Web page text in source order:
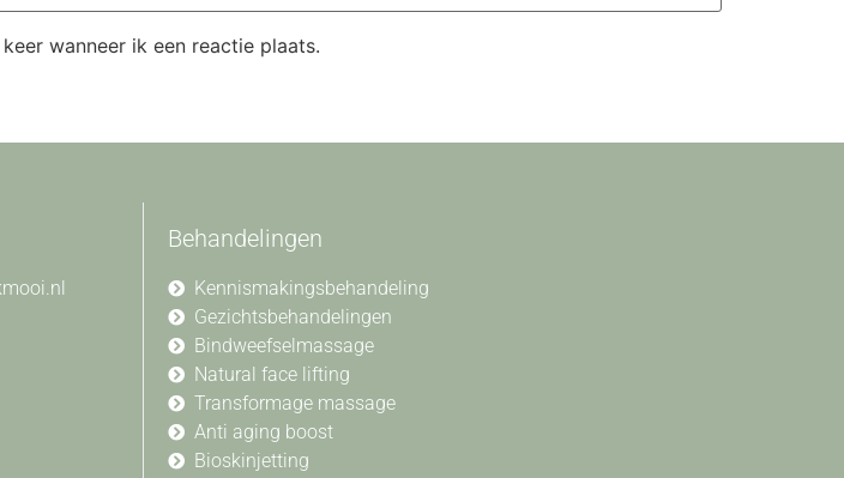
wanneer ik een reactie plaats.
Behandelingen
Kennismakingsbehandeling
Gezichtsbehandelingen
Bindweefselmassage
Natural face lifting
Transformage massage
Anti aging boost
Bioskinjetting